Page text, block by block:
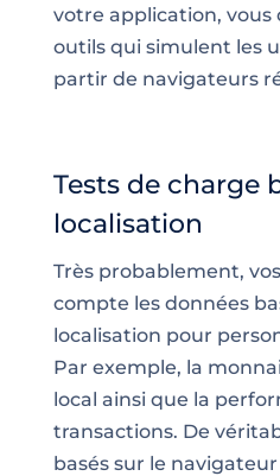
votre application, vous
outils qui simulent les
partir de navigateurs
Tests de charge
localisation
Très probablement,
compte les données
localisation pour
Par exemple, la
local ainsi que la
transactions. De
basés sur le